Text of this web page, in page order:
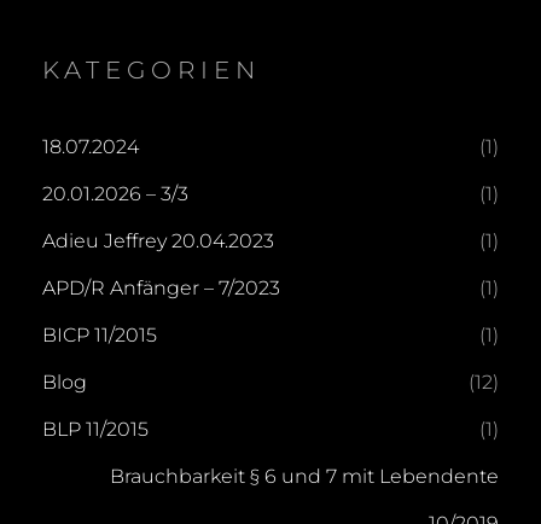
KATEGORIEN
18.07.2024 (1)
20.01.2026 – 3/3 (1)
Adieu Jeffrey 20.04.2023 (1)
APD/R Anfänger – 7/2023 (1)
BICP 11/2015 (1)
Blog (12)
BLP 11/2015 (1)
Brauchbarkeit § 6 und 7 mit Lebendente